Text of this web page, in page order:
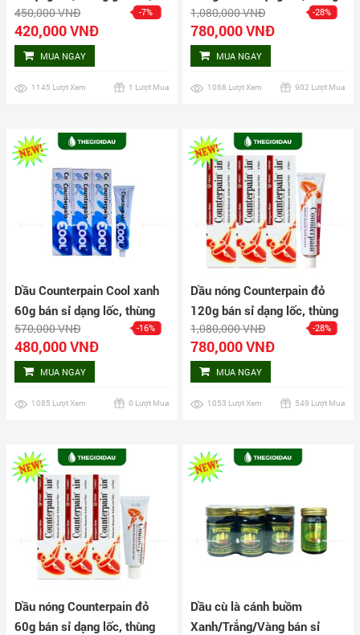
Dauthaoduoc.net
450,000 VNĐ -7%
420,000 VNĐ
MUA NGAY
1145 Lượt Xem 1 Lượt Mua
giá tốt | Dauthaoduoc.net
1,080,000 VNĐ -28%
780,000 VNĐ
MUA NGAY
1068 Lượt Xem 902 Lượt Mua
Dầu Counterpain Cool xanh
60g bán sỉ dạng lốc, thùng
giá tốt | Dauthaoduoc.net
570,000 VNĐ -16%
480,000 VNĐ
MUA NGAY
1085 Lượt Xem 0 Lượt Mua
Dầu nóng Counterpain đỏ
120g bán sỉ dạng lốc, thùng
giá tốt | Dauthaoduoc.net
1,080,000 VNĐ -28%
780,000 VNĐ
MUA NGAY
1053 Lượt Xem 549 Lượt Mua
Dầu nóng Counterpain đỏ
60g bán sỉ dạng lốc, thùng
Dầu cù là cánh buồm
Xanh/Trắng/Vàng bán sỉ